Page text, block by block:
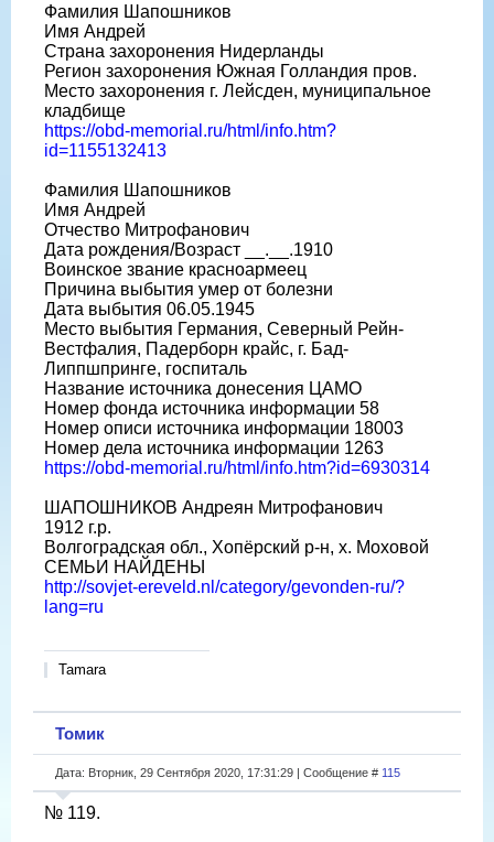
Фамилия Шапошников
Имя Андрей
Страна захоронения Нидерланды
Регион захоронения Южная Голландия пров.
Место захоронения г. Лейсден, муниципальное
кладбище
https://obd-memorial.ru/html/info.htm?
id=1155132413
Фамилия Шапошников
Имя Андрей
Отчество Митрофанович
Дата рождения/Возраст __.__.1910
Воинское звание красноармеец
Причина выбытия умер от болезни
Дата выбытия 06.05.1945
Место выбытия Германия, Северный Рейн-
Вестфалия, Падерборн крайс, г. Бад-
Липпшпринге, госпиталь
Название источника донесения ЦАМО
Номер фонда источника информации 58
Номер описи источника информации 18003
Номер дела источника информации 1263
https://obd-memorial.ru/html/info.htm?id=6930314
ШАПОШНИКОВ Андреян Митрофанович
1912 г.р.
Волгоградская обл., Хопёрский р-н, х. Моховой
СЕМЬИ НАЙДЕНЫ
http://sovjet-ereveld.nl/category/gevonden-ru/?
lang=ru
Tamara
Томик
Дата: Вторник, 29 Сентября 2020, 17:31:29 | Сообщение # 115
№ 119.